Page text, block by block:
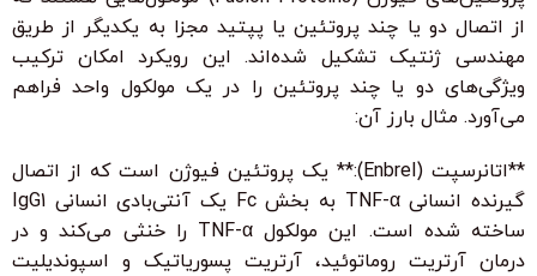
از اتصال دو یا چند پروتئین یا پپتید مجزا به یکدیگر از طریق
مهندسی ژنتیک تشکیل شده‌اند. این رویکرد امکان ترکیب
ویژگی‌های دو یا چند پروتئین را در یک مولکول واحد فراهم
می‌آورد. مثال بارز آن:
**اتانرسپت (Enbrel):** یک پروتئین فیوژن است که از اتصال
گیرنده انسانی TNF-α به بخش Fc یک آنتی‌بادی انسانی IgG1
ساخته شده است. این مولکول TNF-α را خنثی می‌کند و در
درمان آرتریت روماتوئید، آرتریت پسوریاتیک و اسپوندیلیت